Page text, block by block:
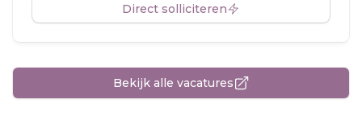
Direct solliciteren
Bekijk alle vacatures